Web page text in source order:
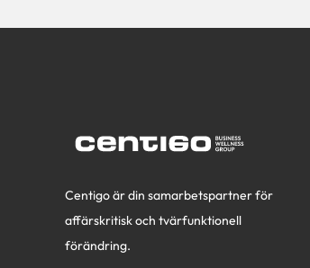
Centigo är din samarbetspartner för
affärskritisk och tvärfunktionell
förändring.